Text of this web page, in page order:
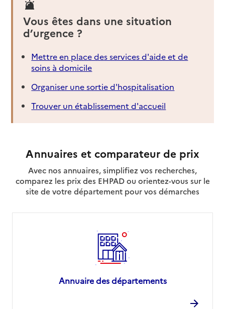
Vous êtes dans une situation
d’urgence ?
Mettre en place des services d'aide et de
soins à domicile
Organiser une sortie d'hospitalisation
Trouver un établissement d'accueil
Annuaires et comparateur de prix
Avec nos annuaires, simplifiez vos recherches,
comparez les prix des EHPAD ou orientez-vous sur le
site de votre département pour vos démarches
Annuaire des départements